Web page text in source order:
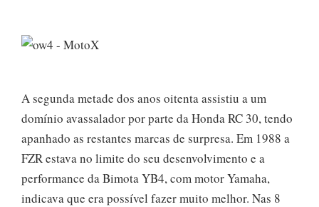
A segunda metade dos anos oitenta assistiu a um
domínio avassalador por parte da Honda RC 30, tendo
apanhado as restantes marcas de surpresa. Em 1988 a
FZR estava no limite do seu desenvolvimento e a
performance da Bimota YB4, com motor Yamaha,
indicava que era possível fazer muito melhor. Nas 8